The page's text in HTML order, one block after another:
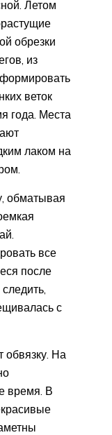
Летом
обрезки
из
веток
года. Места
лаком на
обматывая
все
после
с
обвязку. На
время. В